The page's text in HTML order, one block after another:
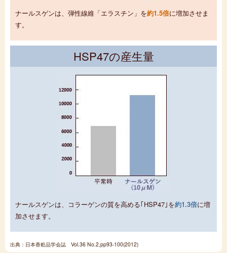
ナールスゲンは、弾性線維「エラスチン」を約1.5倍に増加させま
す。
HSP47の産生量
ナールスゲンは、コラーゲンの質を高める｢HSP47｣を約1.3倍に増
加させます。
出典：日本香粧品学会誌 Vol.36 No.2,pp93-100(2012)